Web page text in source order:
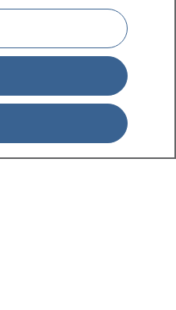
Kontakt
Digital tillgänglighet